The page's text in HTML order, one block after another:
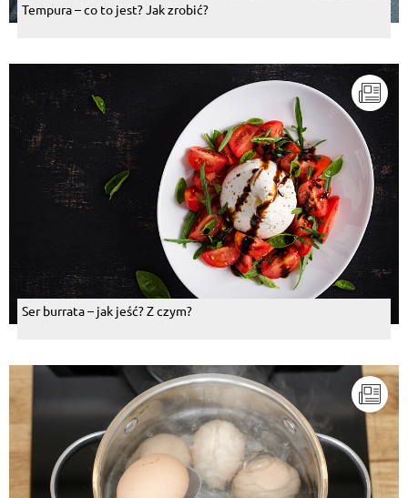
Tempura – co to jest? Jak zrobić?
Ser burrata – jak jeść? Z czym?